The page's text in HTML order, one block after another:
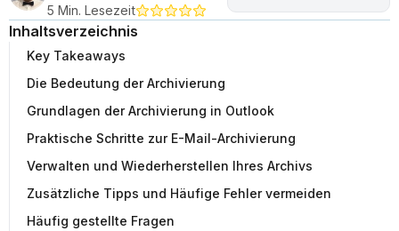
5 Min. Lesezeit
Inhaltsverzeichnis
Key Takeaways
Die Bedeutung der Archivierung
Grundlagen der Archivierung in Outlook
Praktische Schritte zur E-Mail-Archivierung
Verwalten und Wiederherstellen Ihres Archivs
Zusätzliche Tipps und Häufige Fehler vermeiden
Häufig gestellte Fragen